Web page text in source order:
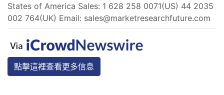
States of America Sales: 1 628 258 0071(US) 44 2035
002 764(UK) Email: sales@marketresearchfuture.com
點擊這裡查看更多信息